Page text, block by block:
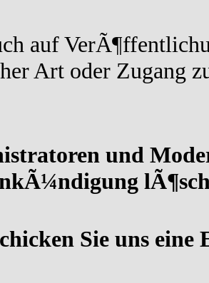
auf
Art oder Zugang
und
Sie uns